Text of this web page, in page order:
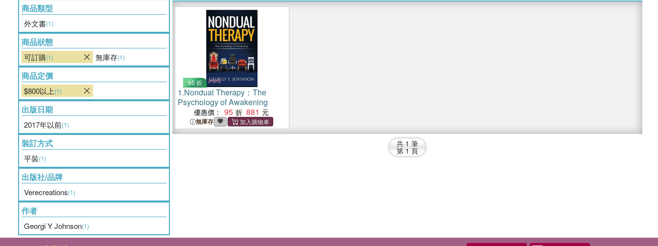
商品類型
外文書(1)
商品狀態
可訂購(1) 無庫存(1)
商品定價
$800以上(1)
出版日期
2017年以前(1)
裝訂方式
平裝(1)
出版社/品牌
Verecreations(1)
作者
Georgi Y Johnson(1)
95 折
1.Nondual Therapy：The
Psychology of Awakening
優惠價： 95 881
無庫存
共 1 筆
第 1 頁